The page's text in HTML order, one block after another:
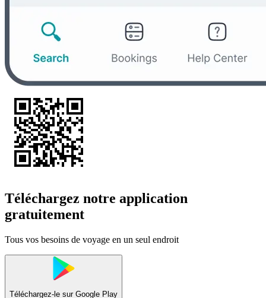
Téléchargez notre application
gratuitement
Tous vos besoins de voyage en un seul endroit
Téléchargez-le sur Google Play